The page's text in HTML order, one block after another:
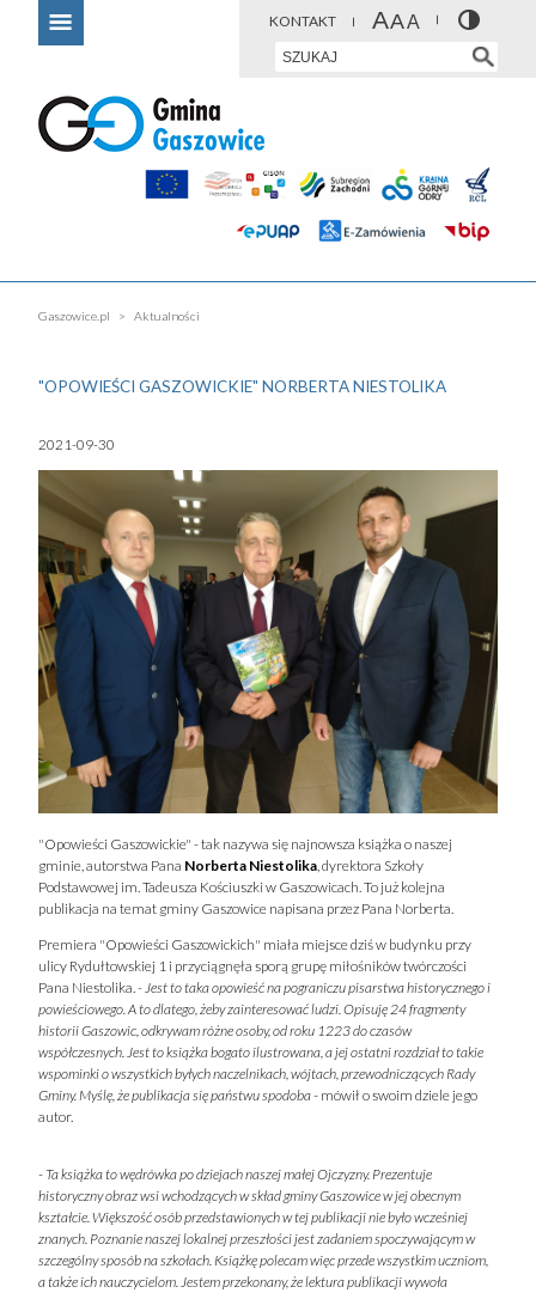
KONTAKT
Gaszowice.pl Aktualności
"OPOWIEŚCI GASZOWICKIE" NORBERTA NIESTOLIKA
2021-09-30
"Opowieści Gaszowickie" - tak nazywa się najnowsza książka o naszej
gminie, autorstwa Pana Norberta Niestolika, dyrektora Szkoły
Podstawowej im. Tadeusza Kościuszki w Gaszowicach. To już kolejna
publikacja na temat gminy Gaszowice napisana przez Pana Norberta.
Premiera "Opowieści Gaszowickich" miała miejsce dziś w budynku przy
ulicy Rydułtowskiej 1 i przyciągnęła sporą grupę miłośników twórczości
Pana Niestolika.- Jest to taka opowieść na pograniczu pisarstwa historycznego i
powieściowego. A to dlatego, żeby zainteresować ludzi. Opisuję 24 fragmenty
historii Gaszowic, odkrywam różne osoby, od roku 1223 do czasów
współczesnych. Jest to książka bogato ilustrowana, a jej ostatni rozdział to takie
wspominki o wszystkich byłych naczelnikach, wójtach, przewodniczących Rady
Gminy. Myślę, że publikacja się państwu spodoba- mówił o swoim dziele jego
autor.
- Ta książka to wędrówka po dziejach naszej małej Ojczyzny. Prezentuje
historyczny obraz wsi wchodzących w skład gminy Gaszowice w jej obecnym
kształcie. Większość osób przedstawionych w tej publikacji nie było wcześniej
znanych. Poznanie naszej lokalnej przeszłości jest zadaniem spoczywającym w
szczególny sposób na szkołach. Książkę polecam więc przede wszystkim uczniom,
a także ich nauczycielom. Jestem przekonany, że lektura publikacji wywoła